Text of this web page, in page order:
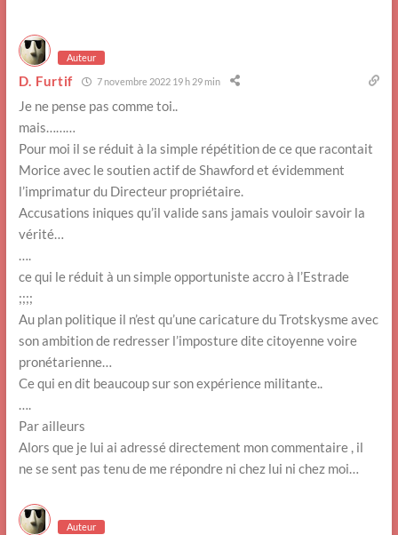
Auteur
D. Furtif 7 novembre 2022 19 h 29 min
Je ne pense pas comme toi..
mais………
Pour moi il se réduit à la simple répétition de ce que racontait
Morice avec le soutien actif de Shawford et évidemment
l’imprimatur du Directeur propriétaire.
Accusations iniques qu’il valide sans jamais vouloir savoir la
vérité…
….
ce qui le réduit à un simple opportuniste accro à l’Estrade
;;;;
Au plan politique il n’est qu’une caricature du Trotskysme avec
son ambition de redresser l’imposture dite citoyenne voire
pronétarienne…
Ce qui en dit beaucoup sur son expérience militante..
….
Par ailleurs
Alors que je lui ai adressé directement mon commentaire , il
ne se sent pas tenu de me répondre ni chez lui ni chez moi…
Auteur